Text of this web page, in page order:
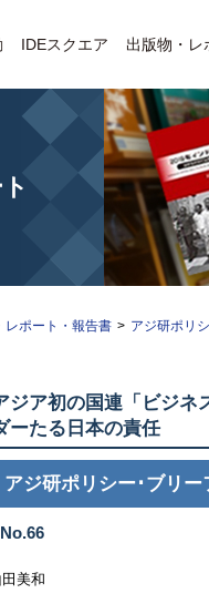
IDEスクエア 出版物・レ
レポート・報告書 > アジ研ポリ
ジア初の国連「ビジネ
ーたる日本の責任
アジ研ポリシー･ブリー
No.66
田美和